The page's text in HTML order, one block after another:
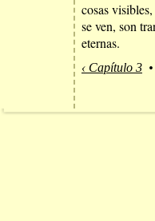
cosas
se ven, son
eternas.
‹ Capítulo 3 •